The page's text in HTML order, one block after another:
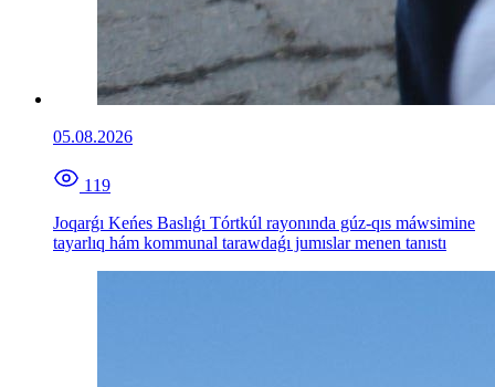
05.08.2026
119
Joqarǵı Keńes Baslıǵı Tórtkúl rayonında gúz-qıs máwsimine
tayarlıq hám kommunal tarawdaǵı jumıslar menen tanıstı